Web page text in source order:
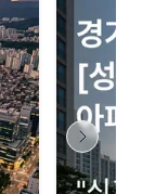
올 수 없습니다.